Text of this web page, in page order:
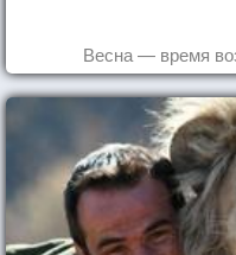
Весна — время